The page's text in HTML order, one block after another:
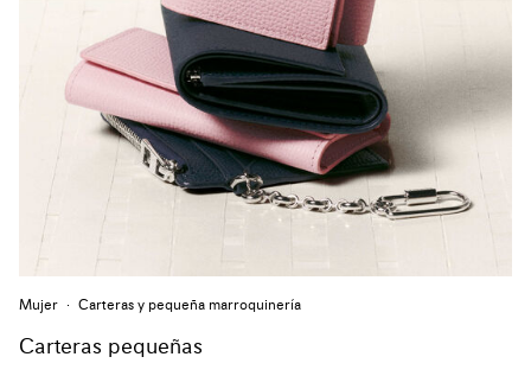
Mujer Carteras y pequeña marroquinería
Carteras pequeñas